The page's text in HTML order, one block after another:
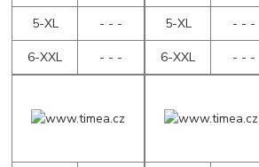
5-XL
- - -
6-XXL
- - -
5-XL
- - -
6-XXL
- - -